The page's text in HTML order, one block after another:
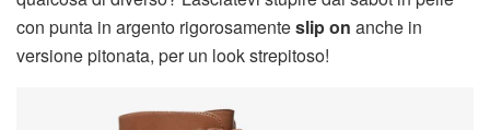
con punta in argento rigorosamenteslip on anche in
versione pitonata, per un look strepitoso!